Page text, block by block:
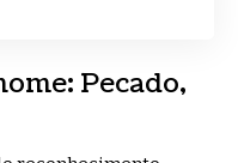
Pecado,